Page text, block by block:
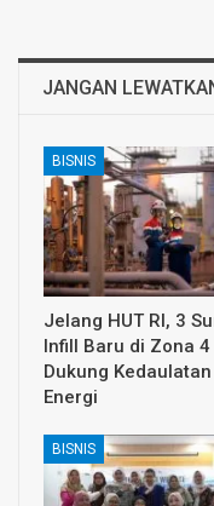
JANGAN
BISNIS
Jelang HUT RI, 3
Infill Baru di Zona 4
Dukung Kedaulatan
Energi
BISNIS